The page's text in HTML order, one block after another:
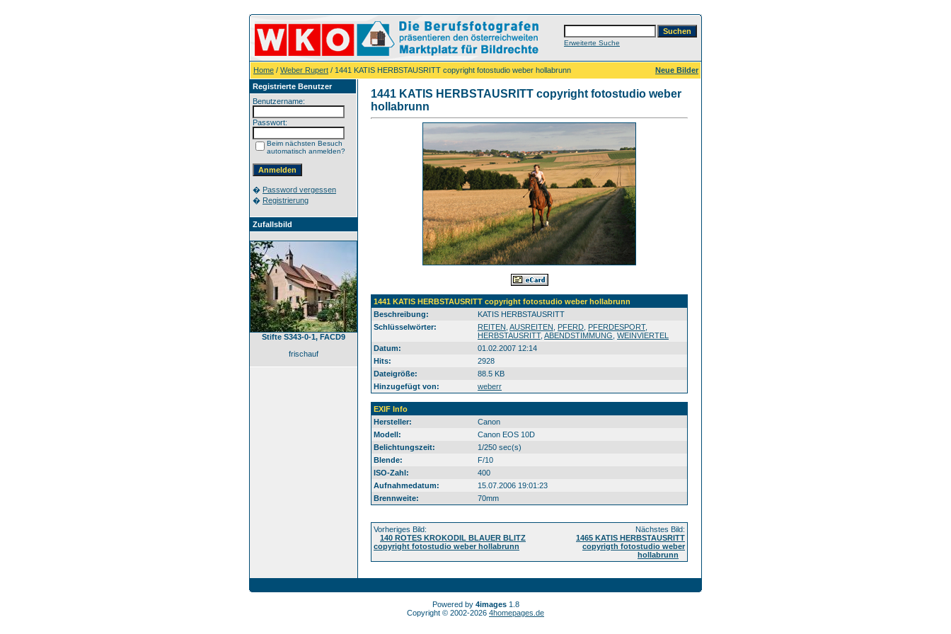
Erweiterte Suche
Home / Weber Rupert / 1441 KATIS HERBSTAUSRITT copyright fotostudio weber hollabrunn
Neue Bilder
Registrierte Benutzer
Benutzername:
Passwort:
Beim nächsten Besuch
automatisch anmelden?
� Password vergessen
� Registrierung
Zufallsbild
Stifte S343-0-1, FACD9
frischauf
1441 KATIS HERBSTAUSRITT copyright fotostudio weber
hollabrunn
1441 KATIS HERBSTAUSRITT copyright fotostudio weber hollabrunn
Beschreibung:
KATIS HERBSTAUSRITT
Schlüsselwörter:
REITEN AUSREITEN PFERD PFERDESPORT,
HERBSTAUSRITT, ABENDSTIMMUNG WEINVIERTEL
Datum:
01.02.2007 12:14
Hits:
2928
Dateigröße:
88.5 KB
Hinzugefügt von:
weberr
EXIF Info
Hersteller:
Canon
Modell:
Canon EOS 10D
Belichtungszeit:
1/250 sec(s)
Blende:
F/10
ISO-Zahl:
400
Aufnahmedatum:
15.07.2006 19:01:23
Brennweite:
70mm
Vorheriges Bild:
140 ROTES KROKODIL BLAUER BLITZ
copyright fotostudio weber hollabrunn
Nächstes Bild:
1465 KATIS HERBSTAUSRITT
copyrigth fotostudio weber
hollabrunn
Powered by 4images1.8
Copyright © 2002-2026 4homepages.de